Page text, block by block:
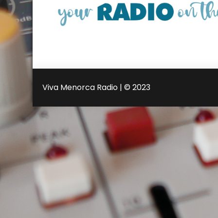
Viva Menorca Radio | © 2023